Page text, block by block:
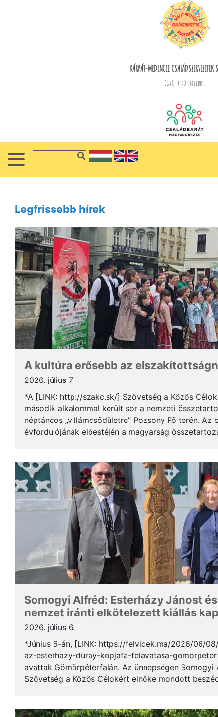
KÁRPÁT-MEDENCEI CSALÁDSZERVEZETEK
Együtt könnyebb...
Legfrissebb hírek
A kultúra erősebb az
2026. július 7.
*A [LINK: http://szakc.sk/] Szövetség a Közös
második alkalommal került sor a nemzeti
néptáncos „villámcsődületre” Pozsony Fő terén. Az
évfordulójának előestéjén a magyarság
Somogyi Alfréd: Esterházy Jánost
nemzet iránti elkötelezett kiállás
2026. július 6.
*Június 6-án, [LINK: https://felvidek.ma/2026/06/
az-esterhazy-duray-kopjafa-felavatasa-
avattak Gömörpéterfalán. Az ünnepségen
Szövetség a Közös Célokért elnöke mondott